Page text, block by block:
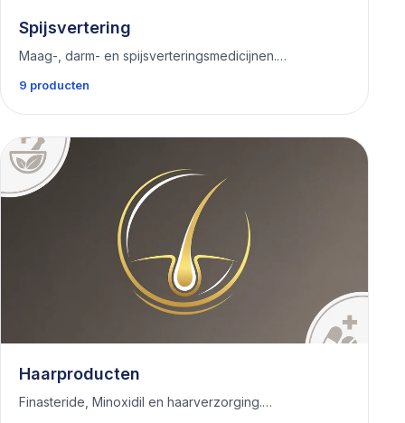
Spijsvertering
Maag-, darm- en spijsverteringsmedicijnen.…
9 producten
Haarproducten
Finasteride, Minoxidil en haarverzorging.…